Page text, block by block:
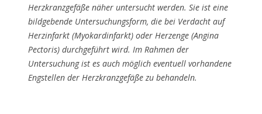
Herzkranzgefäße näher untersucht werden. Sie ist eine
bildgebende Untersuchungsform, die bei Verdacht auf
Herzinfarkt (Myokardinfarkt) oder Herzenge (Angina
Pectoris) durchgeführt wird. Im Rahmen der
Untersuchung ist es auch möglich eventuell vorhandene
Engstellen der Herzkranzgefäße zu behandeln.